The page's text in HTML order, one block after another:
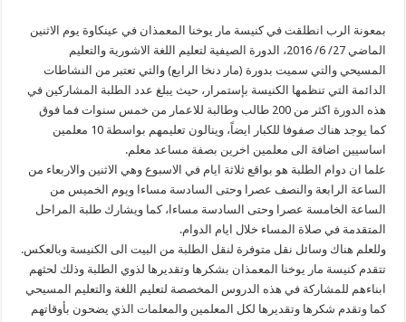
بمعونة الرب انطلقت في كنيسة مار يوخنا المعمذان في عينكاوة يوم الاثنين
الماضي 27/ 6/ 2016، الدورة الصيفية لتعليم اللغة الاشورية والتعليم
المسيحي والتي سميت بدورة (مار دنخا الرابع) والتي تعتبر من النشاطات
الدائمة التي تنظمها الكنيسة بإستمرار، حيث يبلغ عدد الطلبة المشاركين في
هذه الدورة اكثر من 200 طالب وطالبة للاعمار من خمس سنوات فما فوق
كما يوجد هناك صفوفا للكبار ايضاً، وينالون تعليمهم بواسطة 10 معلمين
اساسيين اضافة الى معلمين اخرين بصفة مساعد معلم.
علما ان دوام الطلبة هو بواقع ثلاثة ايام في الاسبوع وهي الاثنين والاربعاء من
الساعة الرابعة والنصف عصرا وحتى السادسة مساءا ويوم الخميس من
الساعة الخامسة عصرا وحتى السادسة مساءا، كما ويشارك طلبة المراحل
المتقدمة في صلاة المساء خلال ايام الدوام.
وللعلم هناك وسائل نقل متوفرة لنقل الطلبة من البيت الى الكنيسة وبالعكس.
تتقدم كنيسة مار يوخنا المعمذان بشكرها وتقديرها لذوي الطلبة وذلك لحثهم
ابناءهم للمشاركة في هذه الدروس المخصصة لتعليم اللغة والتعليم المسيحي
كما وتقدم شكرها وتقديرها لكل المعلمين والمعلمات الذي يضحون بأوقاتهم